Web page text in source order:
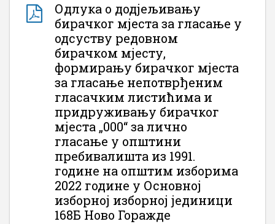
Одлука о додјељивању
бирачког мјеста за гласање у
одсуству редовном
бирачком мјесту,
формирању бирачког мјеста
за гласање непотврђеним
гласачким листићима и
придруживању бирачког
мјеста „000“ за лично
гласање у општини
пребивалишта из 1991.
године на општим изборима
2022 године у Основној
изборној изборној јединици
168Б Ново Горажде